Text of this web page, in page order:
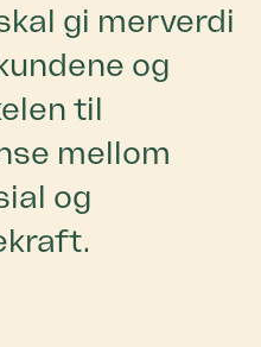
gi merverdi
og
til
mellom
og